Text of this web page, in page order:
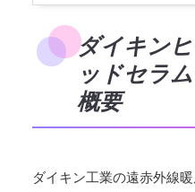
ダイキン
ッドセラ
概要
ダイキン工業の遠赤外線